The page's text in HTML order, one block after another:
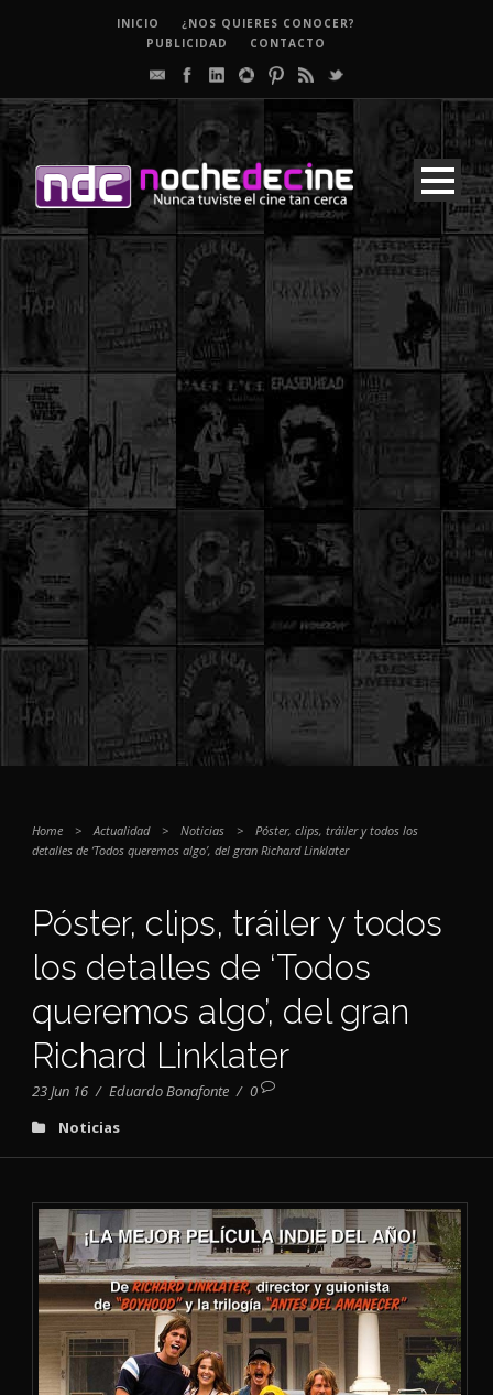
INICIO
¿NOS QUIERES CONOCER?
PUBLICIDAD
CONTACTO
Home > Actualidad > Noticias >
Póster, clips, tráiler y todos los
detalles de ‘Todos queremos algo’, del gran Richard Linklater
Póster, clips, tráiler y todos
los detalles de ‘Todos
queremos algo’, del gran
Richard Linklater
23 Jun 16 / Eduardo Bonafonte / 0
Noticias